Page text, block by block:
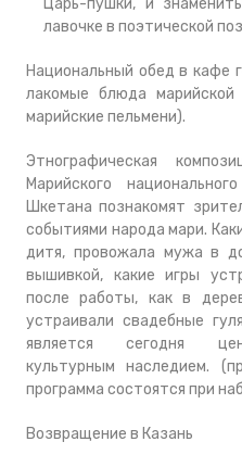
Царь-пушки, и
лавочке в поэтической
Национальный обед в кафе
лакомые блюда
марийские пельмени).
Этнографическая
Марийского
Шкетана познакомят
событиями народа мари.
дитя, провожала мужа в
вышивкой, какие игры
после работы, как в
устраивали свадебные
является сегодня
культурным наследием.
программа состоятся при
Возвращение в Казань